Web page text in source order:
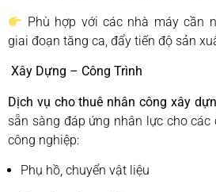
Phù hợp với các nhà máy cần
giai đoạn tăng ca, đẩy tiến độ sản
Xây Dựng – Công Trình
Dịch vụ cho thuê nhân công xây
sẵn sàng đáp ứng nhân lực cho
công nghiệp:
Phụ hồ, chuyển vật liệu